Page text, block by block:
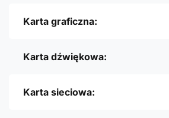
Karta graficzna:
Karta dźwiękowa:
Karta sieciowa: